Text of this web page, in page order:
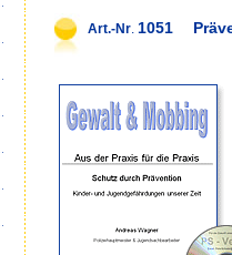
Art.-Nr. 1051